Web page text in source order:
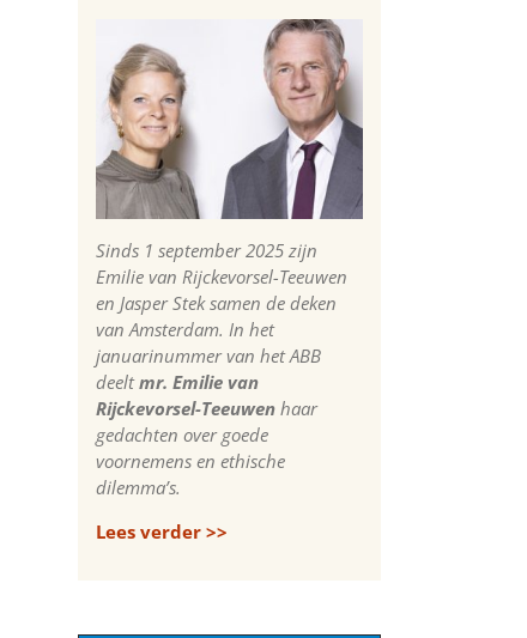
Sinds 1 september 2025 zijn
Emilie van Rijckevorsel-Teeuwen
en Jasper Stek samen de deken
van Amsterdam. In het
januarinummer van het ABB
deeltmr. Emilie van
Rijckevorsel-Teeuwen haar
gedachten over goede
voornemens en ethische
dilemma’s.
Lees verder >>